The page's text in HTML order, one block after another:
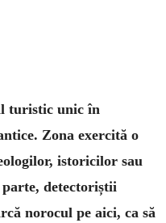
turistic unic în
Zona exercită o
istoricilor sau
detectoriștii
norocul pe aici, ca să